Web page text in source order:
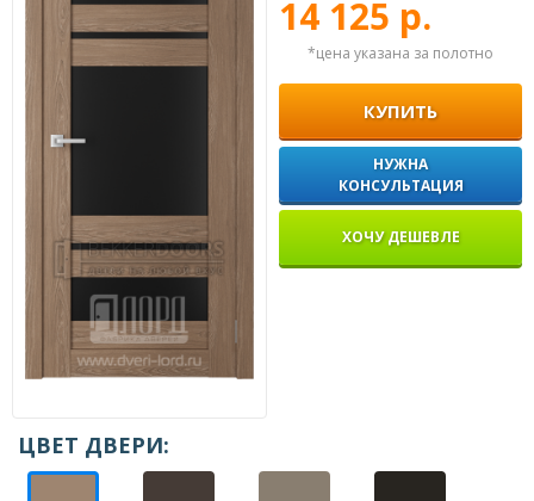
14 125 р.
*цена указана за полотно
КУПИТЬ
НУЖНА
КОНСУЛЬТАЦИЯ
ХОЧУ ДЕШЕВЛЕ
ЦВЕТ ДВЕРИ: